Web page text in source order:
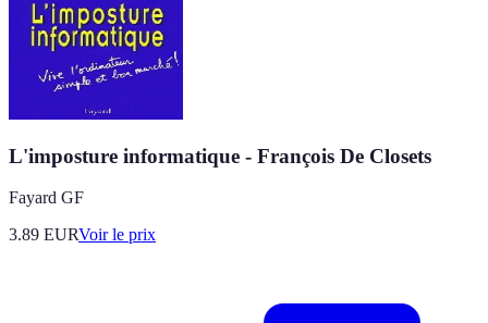
L'imposture informatique - François De Closets
Fayard GF
3.89 EURVoir le prix